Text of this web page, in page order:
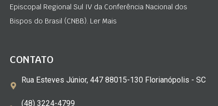
Episcopal Regional Sul IV da Conferência Nacional dos
Bispos do Brasil (CNBB). Ler Mais
CONTATO
Rua Esteves Júnior, 447 88015-130 Florianópolis - SC
(48) 3224-4799